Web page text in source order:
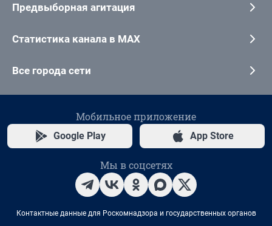
Предвыборная агитация
Статистика канала в MAX
Все города сети
Мобильное приложение
Google Play App Store
Мы в соцсетях
Контактные данные для Роскомнадзора и государственных органов